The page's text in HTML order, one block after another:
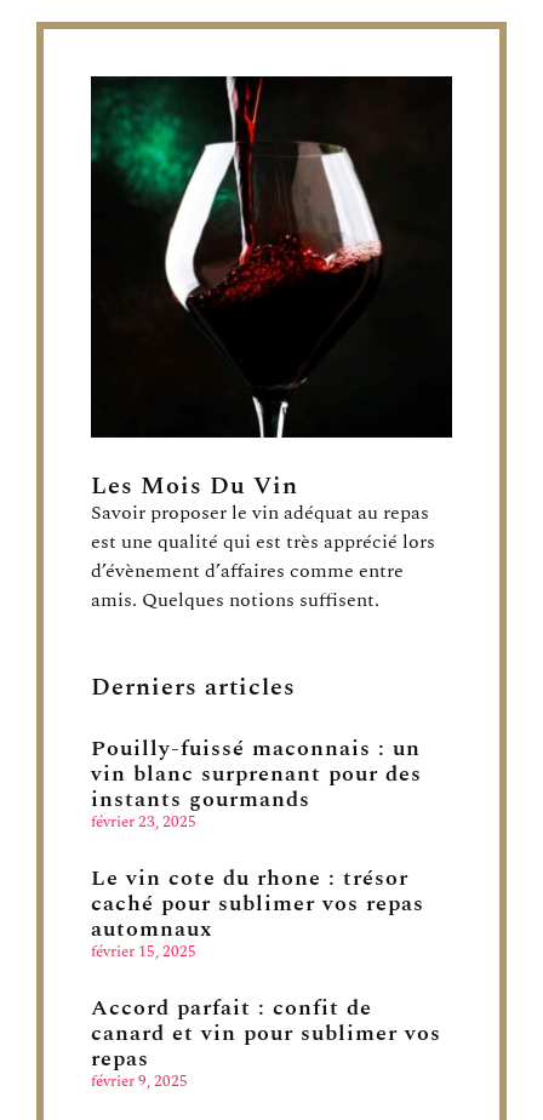
Les Mois Du Vin
Savoir proposer le vin adéquat au repas
est une qualité qui est très apprécié lors
d’évènement d’affaires comme entre
amis. Quelques notions suffisent.
Derniers articles
Pouilly-fuissé maconnais : un
vin blanc surprenant pour des
instants gourmands
février 23, 2025
Le vin cote du rhone : trésor
caché pour sublimer vos repas
automnaux
février 15, 2025
Accord parfait : confit de
canard et vin pour sublimer vos
repas
février 9, 2025